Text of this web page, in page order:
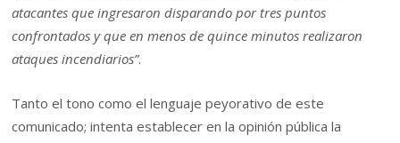
atacantes que ingresaron disparando por tres puntos
confrontados y que en menos de quince minutos realizaron
ataques incendiarios”.
Tanto el tono como el lenguaje peyorativo de este
comunicado; intenta establecer en la opinión pública la